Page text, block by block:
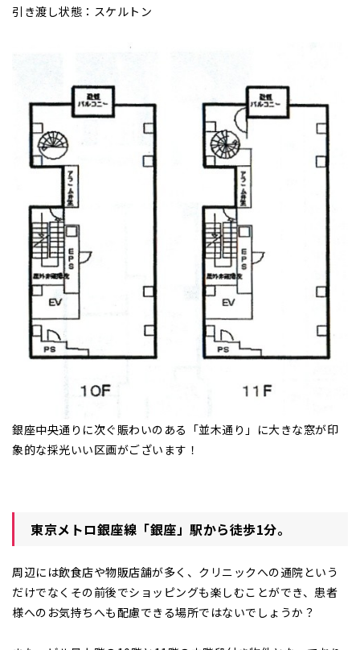
引き渡し状態：スケルトン
銀座中央通りに次ぐ賑わいのある「並木通り」に大きな窓が印
象的な採光いい区画がございます！
東京メトロ銀座線「銀座」駅から徒歩1分。
周辺には飲食店や物販店舗が多く、クリニックへの通院という
だけでなくその前後でショッピングも楽しむことができ、患者
様へのお気持ちへも配慮できる場所ではないでしょうか？